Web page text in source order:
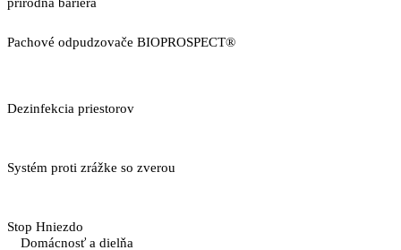
Pachové odpudzovače BIOPROSPECT®
Dezinfekcia priestorov
Systém proti zrážke so zverou
Stop Hniezdo
Domácnosť a dielňa